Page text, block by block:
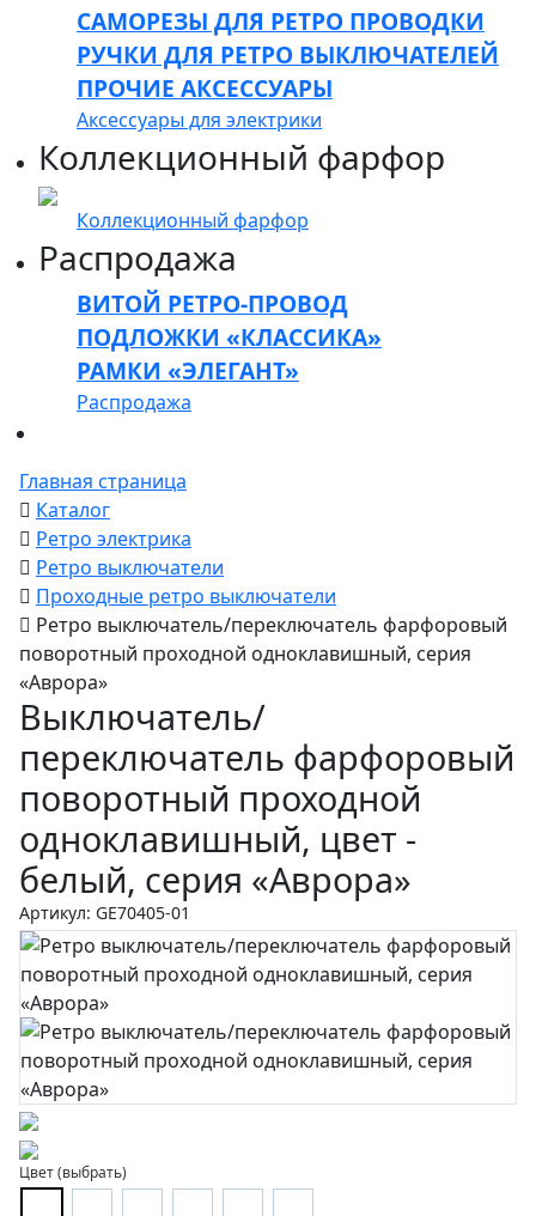
САМОРЕЗЫ ДЛЯ РЕТРО ПРОВОДКИ
РУЧКИ ДЛЯ РЕТРО ВЫКЛЮЧАТЕЛЕЙ
ПРОЧИЕ АКСЕССУАРЫ
Аксессуары для электрики
Коллекционный фарфор
Коллекционный фарфор
Распродажа
ВИТОЙ РЕТРО-ПРОВОД
ПОДЛОЖКИ «КЛАССИКА»
РАМКИ «ЭЛЕГАНТ»
Распродажа
Главная страница
Каталог
Ретро электрика
Ретро выключатели
Проходные ретро выключатели
Ретро выключатель/переключатель фарфоровый
поворотный проходной одноклавишный, серия
«Аврора»
Выключатель/
переключатель фарфоровый
поворотный проходной
одноклавишный, цвет -
белый, серия «Аврора»
Артикул: GE70405-01
Цвет (выбрать)